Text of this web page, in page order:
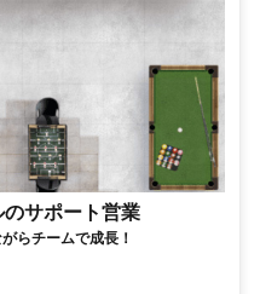
サポート営業
らチームで成長！